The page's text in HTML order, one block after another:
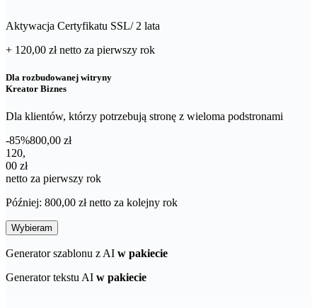
Aktywacja Certyfikatu SSL/ 2 lata
+ 120,00 złnetto za pierwszy rok
Dla rozbudowanej witryny
Kreator Biznes
Dla klientów, którzy potrzebują stronę z wieloma podstronami
-85%800,00 zł
120,00 zł netto za pierwszy rok
120,
00 zł
netto za pierwszy rok
Później: 800,00 zł netto za kolejny rok
Wybieram
Generator szablonu z AI w pakiecie
Generator tekstu AI w pakiecie